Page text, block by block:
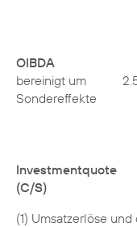
OIBDA
bereinigt um
Sondereffekte
Investmentquote
(C/S)
(1) Umsatzerlöse